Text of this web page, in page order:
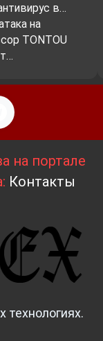
в…
на
TONTOU
на портале
Контакты
технологиях.